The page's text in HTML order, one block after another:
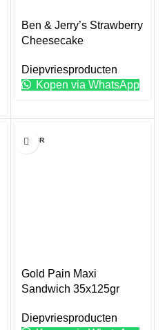
worden
op
productpagina
Ben & Jerry’s Strawberry
Cheesecake
Diepvriesproducten
Kopen via WhatsApp
125GR
Gold Pain Maxi
Sandwich 35x125gr
Diepvriesproducten